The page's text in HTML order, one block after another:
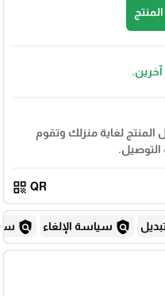
المنتج لغاية منزلك وتقوم
QR
qr_code
policy سياسة الإلغاء policy